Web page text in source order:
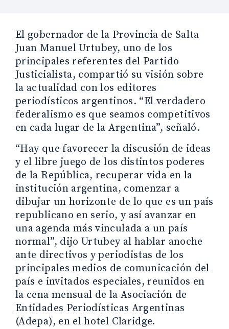
El gobernador de la Provincia de Salta
Juan Manuel Urtubey, uno de los
principales referentes del Partido
Justicialista, compartió su visión sobre
la actualidad con los editores
periodísticos argentinos. “El verdadero
federalismo es que seamos competitivos
en cada lugar de la Argentina”, señaló.
“Hay que favorecer la discusión de ideas
y el libre juego de los distintos poderes
de la República, recuperar vida en la
institución argentina, comenzar a
dibujar un horizonte de lo que es un país
republicano en serio, y así avanzar en
una agenda más vinculada a un país
normal”, dijo Urtubey al hablar anoche
ante directivos y periodistas de los
principales medios de comunicación del
país e invitados especiales, reunidos en
la cena mensual de la Asociación de
Entidades Periodísticas Argentinas
(Adepa), en el hotel Claridge.